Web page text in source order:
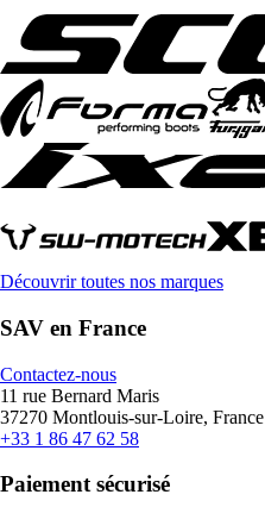
Découvrir toutes nos marques
SAV en France
Contactez-nous
11 rue Bernard Maris
37270 Montlouis-sur-Loire, France
+33 1 86 47 62 58
Paiement sécurisé